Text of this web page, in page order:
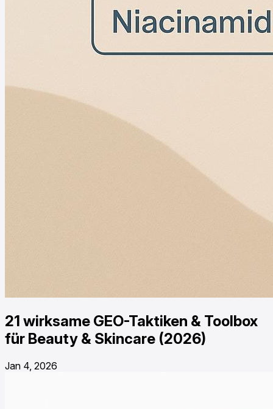
21 wirksame GEO-Taktiken & Toolbox
für Beauty & Skincare (2026)
Jan 4, 2026